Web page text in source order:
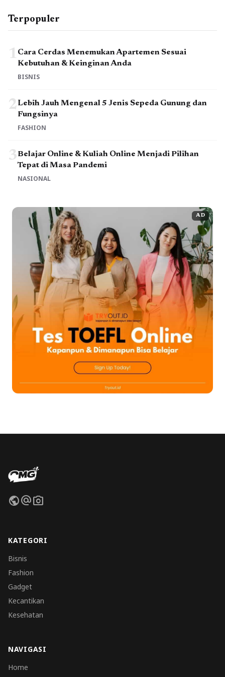
Terpopuler
1 Cara Cerdas Menemukan Apartemen Sesuai
Kebutuhan & Keinginan Anda
BISNIS
2Lebih Jauh Mengenal 5 Jenis Sepeda Gunung dan
Fungsinya
FASHION
3Belajar Online & Kuliah Online Menjadi Pilihan
Tepat di Masa Pandemi
NASIONAL
AD
publicalternate_emailphoto_camera
KATEGORI
Bisnis
Fashion
Gadget
Kecantikan
Kesehatan
NAVIGASI
Home